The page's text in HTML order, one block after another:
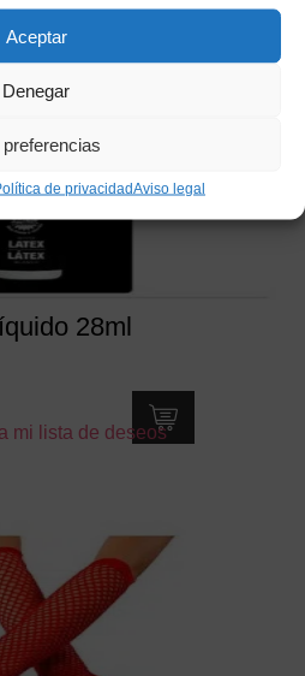
Aceptar
Denegar
preferencias
de privacidadAviso legal
28ml
mi lista de deseos